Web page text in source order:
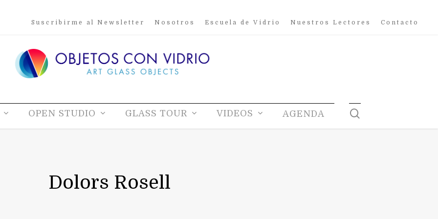
Suscribirme al Newsletter Nosotros Escuela de Vidrio Nuestros Lectores Contacto
OPEN STUDIO GLASS TOUR VIDEOS AGENDA
Dolors Rosell